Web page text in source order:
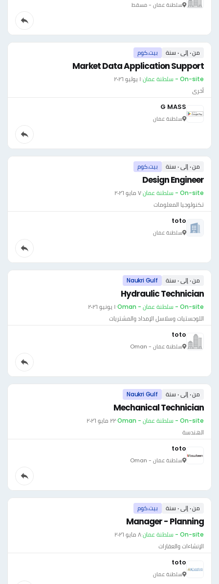
سلطنة عمان - مسقط
من ٠ إلى ٠ سنة بيت.كوم
Market Data Application Support
On-site - سلطنة عمان ·١ يوليو ٢٠٢٦
أخرى
G MASS
سلطنة عمان
من ٠ إلى ٠ سنة بيت.كوم
Design Engineer
On-site - سلطنة عمان ·٧ مايو ٢٠٢٦
تكنولوجيا المعلومات
toto
سلطنة عمان
من ٠ إلى ٠ سنة Naukri Gulf
Hydraulic Technician
On-site - سلطنة عمان - Oman ·١ يونيو ٢٠٢٦
اللوجستيات وسلاسل الإمداد والمشتريات
toto
سلطنة عمان - Oman
من ٠ إلى ٠ سنة Naukri Gulf
Mechanical Technician
On-site - سلطنة عمان - Oman ·٢٢ مايو ٢٠٢٦
الهندسة
toto
سلطنة عمان - Oman
من ٠ إلى ٠ سنة بيت.كوم
Manager - Planning
On-site - سلطنة عمان ·٨ مايو ٢٠٢٦
الإنشاءات والعقارات
toto
سلطنة عمان